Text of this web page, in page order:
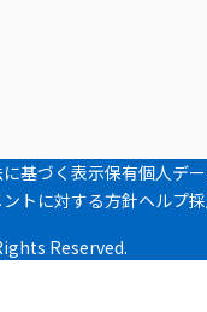
基づく表示保有個人デ
トに対する方針ヘルプ
Reserved.